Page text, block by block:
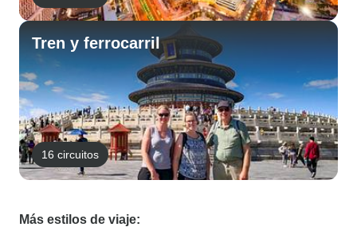
Tren y ferrocarril
16 circuitos
Más estilos de viaje: